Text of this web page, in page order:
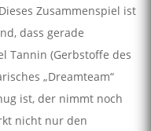
Zusammenspiel ist
dass gerade
Tannin (Gerbstoffe des
„Dreamteam“
ist, der nimmt noch
nicht nur den